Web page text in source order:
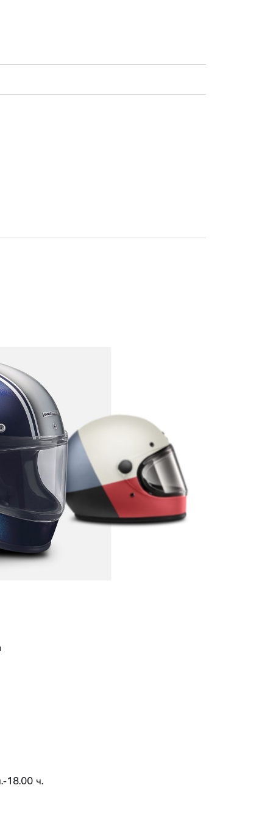
18.00 ч.